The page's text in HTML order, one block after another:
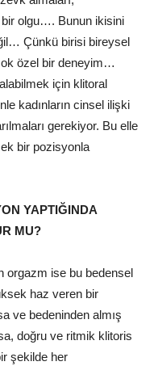
bir olgu…. Bunun ikisini
Çünkü birisi bireysel
özel bir deneyim…
için klitoral
kadınların cinsel ilişki
gerekiyor. Bu elle
bir pozisyonla
YAPTIĞINDA
MU?
orgazm ise bu bedensel
haz veren bir
ve bedeninden almış
doğru ve ritmik klitoris
şekilde her